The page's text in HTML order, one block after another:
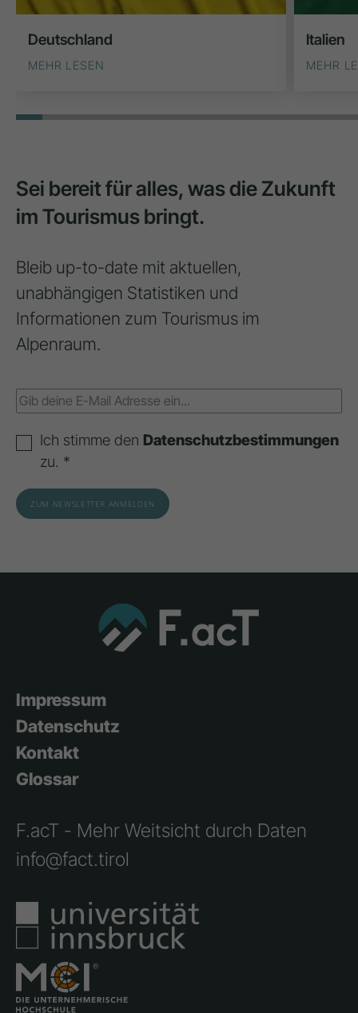
Deutschland
MEHR LESEN
Italien
MEHR
Sei bereit für alles, was die Zukunft
im Tourismus bringt.
Bleib up-to-date mit aktuellen,
unabhängigen Statistiken und
Informationen zum Tourismus im
Alpenraum.
Ich stimme den Datenschutzbestimmungen
zu. *
Impressum
Datenschutz
Kontakt
Glossar
F.acT - Mehr Weitsicht durch Daten
info@fact.tirol